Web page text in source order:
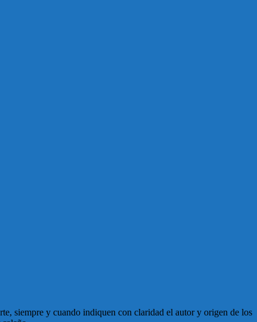
siempre y cuando indiquen con claridad el autor y origen de los